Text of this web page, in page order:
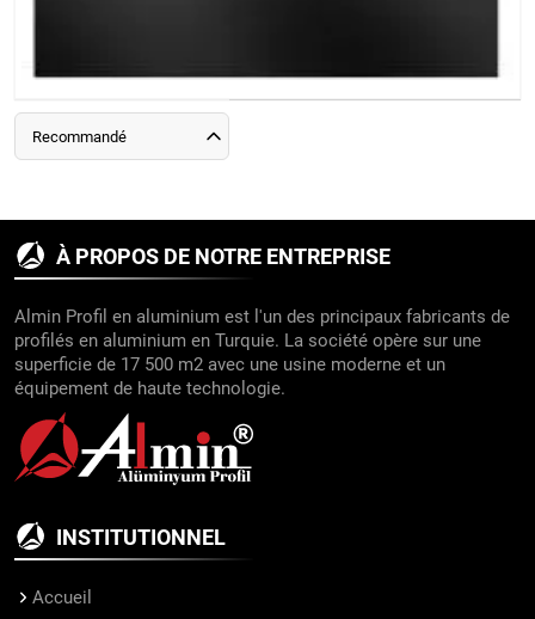
Recommandé
À PROPOS DE NOTRE ENTREPRISE
Almin Profil en aluminium est l'un des principaux fabricants de
profilés en aluminium en Turquie. La société opère sur une
superficie de 17 500 m2 avec une usine moderne et un
équipement de haute technologie.
INSTITUTIONNEL
Accueil